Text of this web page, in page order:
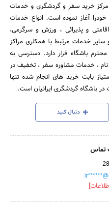
مرکز خرید سفر و گردشگری و خدمات
آغاز نموده است. انواع خدمات
و پذیرائی ، ورزش و سرگرمی،
خدمات مرتبط با همکاری مراکز
باشگاه قرار دارد. دسترسی به
، خدمات مشاوره سفر ، تخفیف در
بابت خرید های انجام شده تنها
در باشگاه گردشگری ایرانیان است.
دنبال کنید
تماس